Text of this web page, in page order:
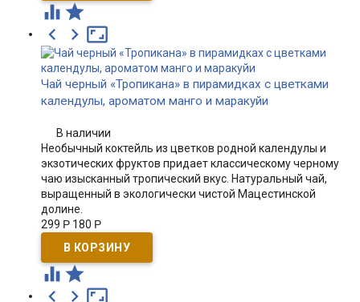
 

 
Чай черный «Тропикана» в пирамидках с цветками
календулы, ароматом манго и маракуйи
В наличии
Необычный коктейль из цветков родной календулы и
экзотических фруктов придает классическому черному
чаю изысканный тропический вкус. Натуральный чай,
выращенный в экологически чистой Мацестинской
долине.
299 Р 180 Р
 

 